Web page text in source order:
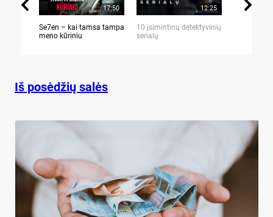
17:50
Se7en – kai tamsa tampa
meno kūriniu
12:25
10 įsimintinų detektyvinių
serialų
Iš posėdžių salės